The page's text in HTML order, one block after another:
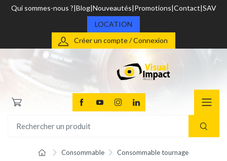
Qui sommes-nous ? Blog Nouveautés Promotions Contact SAV
LOCATION
Créer un compte / Connexion
Consommable
Consommable tournage